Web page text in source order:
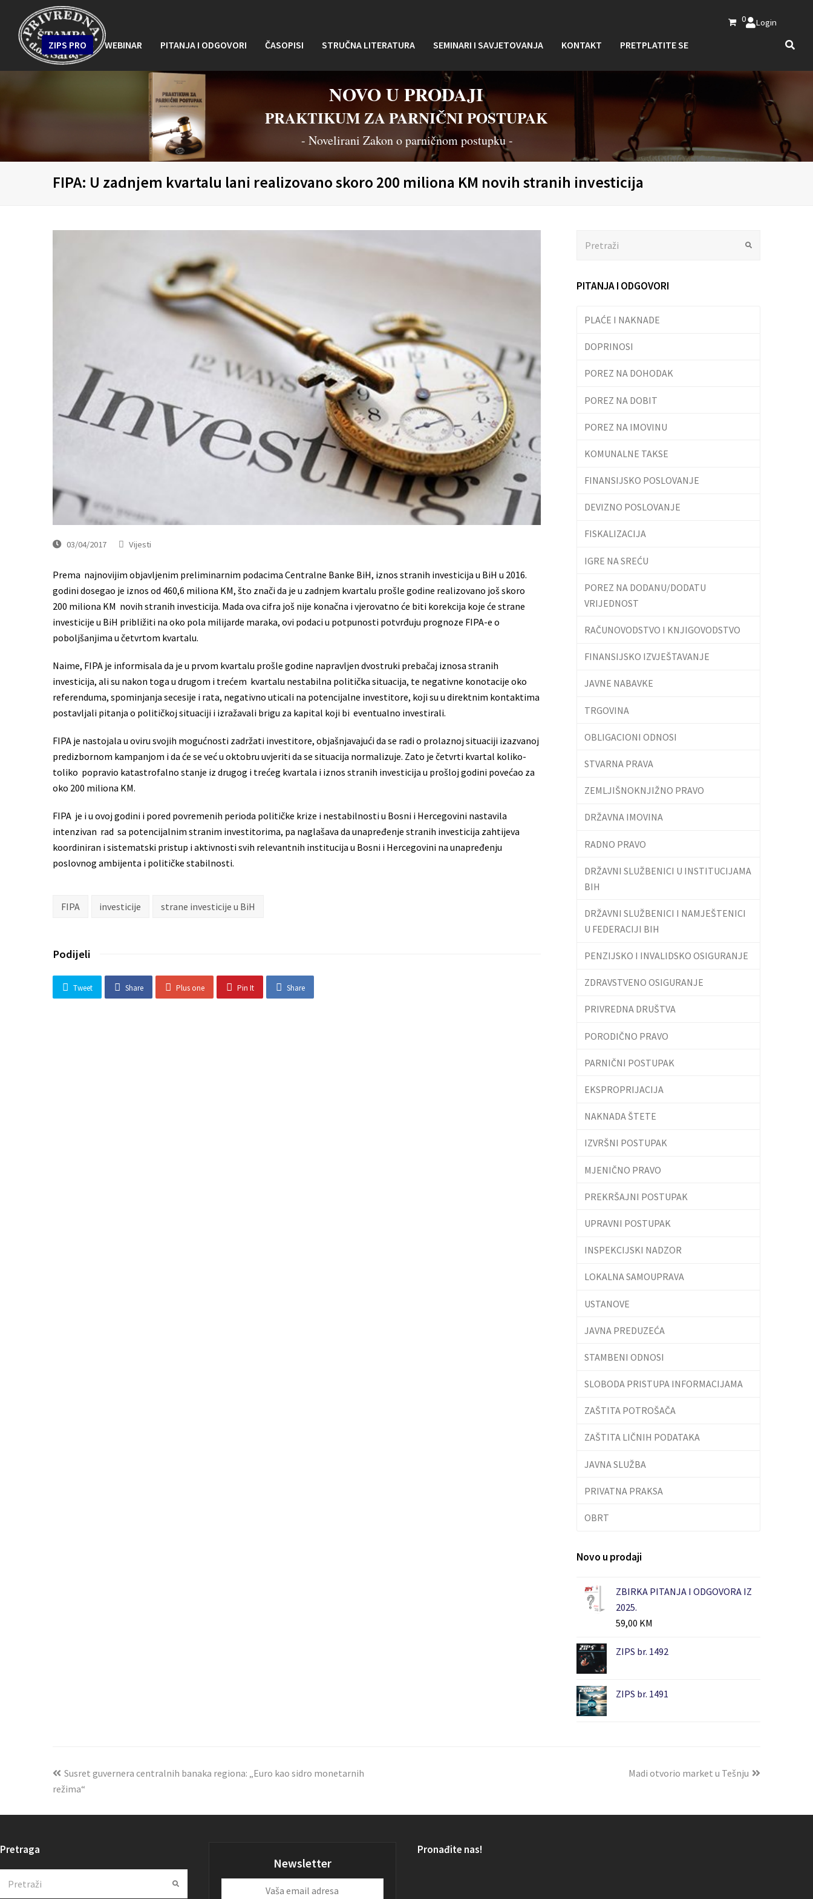
0 Login
ZIPS PRO WEBINAR PITANJA I ODGOVORI ČASOPISI STRUČNA LITERATURA SEMINARI I SAVJETOVANJA KONTAKT PRETPLATITE SE
NOVO U PRODAJI
PRAKTIKUM ZA PARNIČNI POSTUPAK
- Novelirani Zakon o parničnom postupku -
FIPA: U zadnjem kvartalu lani realizovano skoro 200 miliona KM novih stranih investicija
03/04/2017 Vijesti
Prema najnovijim objavljenim preliminarnim podacima Centralne Banke BiH, iznos stranih investicija u BiH u 2016.
godini dosegao je iznos od 460,6 miliona KM, što znači da je u zadnjem kvartalu prošle godine realizovano još skoro
200 miliona KM novih stranih investicija. Mada ova cifra još nije konačna i vjerovatno će biti korekcija koje će strane
investicije u BiH približiti na oko pola milijarde maraka, ovi podaci u potpunosti potvrđuju prognoze FIPA-e o
poboljšanjima u četvrtom kvartalu.
Naime, FIPA je informisala da je u prvom kvartalu prošle godine napravljen dvostruki prebačaj iznosa stranih
investicija, ali su nakon toga u drugom i trećem kvartalu nestabilna politička situacija, te negativne konotacije oko
referenduma, spominjanja secesije i rata, negativno uticali na potencijalne investitore, koji su u direktnim kontaktima
postavljali pitanja o političkoj situaciji i izražavali brigu za kapital koji bi eventualno investirali.
FIPA je nastojala u oviru svojih mogućnosti zadržati investitore, objašnjavajući da se radi o prolaznoj situaciji izazvanoj
predizbornom kampanjom i da će se već u oktobru uvjeriti da se situacija normalizuje. Zato je četvrti kvartal koliko-
toliko popravio katastrofalno stanje iz drugog i trećeg kvartala i iznos stranih investicija u prošloj godini povećao za
oko 200 miliona KM.
FIPA je i u ovoj godini i pored povremenih perioda političke krize i nestabilnosti u Bosni i Hercegovini nastavila
intenzivan rad sa potencijalnim stranim investitorima, pa naglašava da unapređenje stranih investicija zahtijeva
koordiniran i sistematski pristup i aktivnosti svih relevantnih institucija u Bosni i Hercegovini na unapređenju
poslovnog ambijenta i političke stabilnosti.
FIPA investicije strane investicije u BiH
Podijeli
Tweet Share Plus one Pin It Share
PITANJA I ODGOVORI
PLAĆE I NAKNADE
DOPRINOSI
POREZ NA DOHODAK
POREZ NA DOBIT
POREZ NA IMOVINU
KOMUNALNE TAKSE
FINANSIJSKO POSLOVANJE
DEVIZNO POSLOVANJE
FISKALIZACIJA
IGRE NA SREĆU
POREZ NA DODANU/DODATU
VRIJEDNOST
RAČUNOVODSTVO I KNJIGOVODSTVO
FINANSIJSKO IZVJEŠTAVANJE
JAVNE NABAVKE
TRGOVINA
OBLIGACIONI ODNOSI
STVARNA PRAVA
ZEMLJIŠNOKNJIŽNO PRAVO
DRŽAVNA IMOVINA
RADNO PRAVO
DRŽAVNI SLUŽBENICI U INSTITUCIJAMA
BIH
DRŽAVNI SLUŽBENICI I NAMJEŠTENICI
U FEDERACIJI BIH
PENZIJSKO I INVALIDSKO OSIGURANJE
ZDRAVSTVENO OSIGURANJE
PRIVREDNA DRUŠTVA
PORODIČNO PRAVO
PARNIČNI POSTUPAK
EKSPROPRIJACIJA
NAKNADA ŠTETE
IZVRŠNI POSTUPAK
MJENIČNO PRAVO
PREKRŠAJNI POSTUPAK
UPRAVNI POSTUPAK
INSPEKCIJSKI NADZOR
LOKALNA SAMOUPRAVA
USTANOVE
JAVNA PREDUZEĆA
STAMBENI ODNOSI
SLOBODA PRISTUPA INFORMACIJAMA
ZAŠTITA POTROŠAČA
ZAŠTITA LIČNIH PODATAKA
JAVNA SLUŽBA
PRIVATNA PRAKSA
OBRT
Novo u prodaji
ZBIRKA PITANJA I ODGOVORA IZ
2025.
59,00 KM
ZIPS br. 1492
ZIPS br. 1491
Susret guvernera centralnih banaka regiona: „Euro kao sidro monetarnih
režima“
Madi otvorio market u Tešnju
Pretraga
Submit
Newsletter
Pronađite nas!